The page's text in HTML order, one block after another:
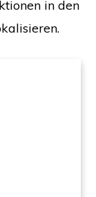
in den